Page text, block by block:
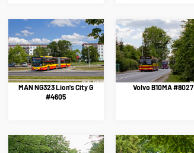
MAN NG323 Lion's City G
#4605
Volvo B10MA #8027